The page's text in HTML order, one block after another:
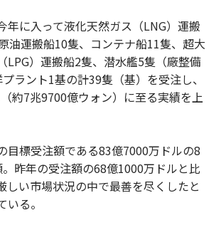
年に入って液化天然ガス（LNG）運搬
油運搬船10隻、コンテナ船11隻、超大
LPG）運搬船2隻、潜水艦5隻（廠整備
ラント1基の計39隻（基）を受注し、
約7兆9700億ウォン）に至る実績を上
目標受注額である83億7000万ドルの8
昨年の受注額の68億1000万ドルと比
しい市場状況の中で最善を尽くしたと
る。